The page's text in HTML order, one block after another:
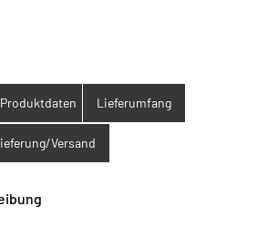
Produktdaten Lieferumfang
Versand